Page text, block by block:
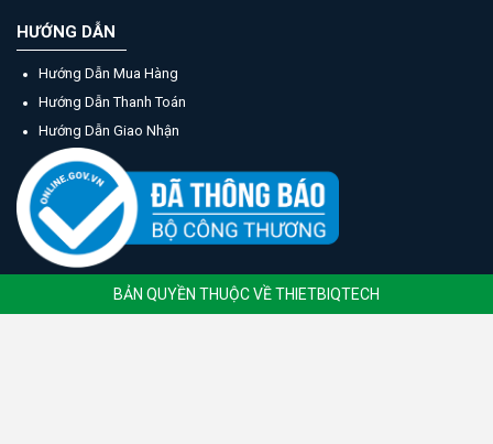
HƯỚNG DẪN
Hướng Dẫn Mua Hàng
Hướng Dẫn Thanh Toán
Hướng Dẫn Giao Nhận
BẢN QUYỀN THUỘC VỀ THIETBIQTECH